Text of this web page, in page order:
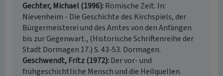
Gechter, Michael (1996) Römische Zeit. In:
Nievenheim - Die Geschichte des Kirchspiels, der
Bürgermeisterei und des Amtes von den Anfängen
bis zur Gegenwart., (Historische Schriftenreihe der
Stadt Dormagen 17.) S. 43-53. Dormagen.
Geschwendt, Fritz (1972) Der vor- und
frühgeschichtliche Mensch und die Heilquellen.